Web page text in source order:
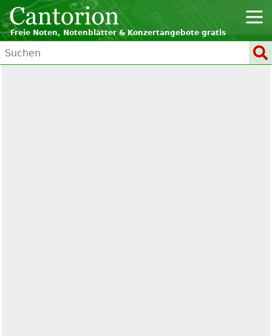
Freie Noten, Notenblätter & Konzertangebote gratis